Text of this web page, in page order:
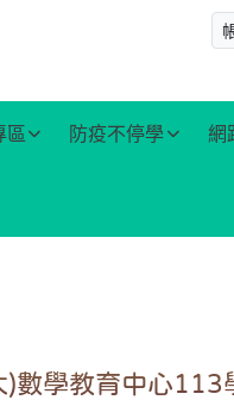
區 防疫不停學 網
數學教育中心